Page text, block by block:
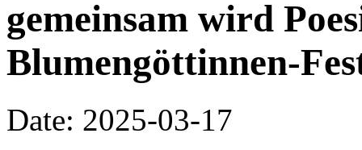
gemeinsam wird
Blumengöttinnen-
Date: 2025-03-17